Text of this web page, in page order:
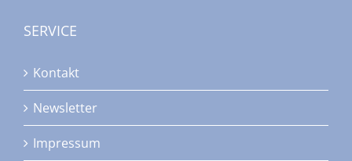
SERVICE
Kontakt
Newsletter
Impressum